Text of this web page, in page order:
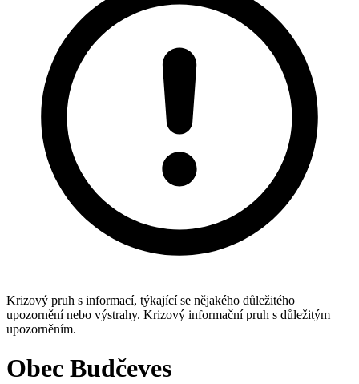
Krizový pruh s informací, týkající se nějakého důležitého
upozornění nebo výstrahy. Krizový informační pruh s důležitým
upozorněním.
Obec Budčeves